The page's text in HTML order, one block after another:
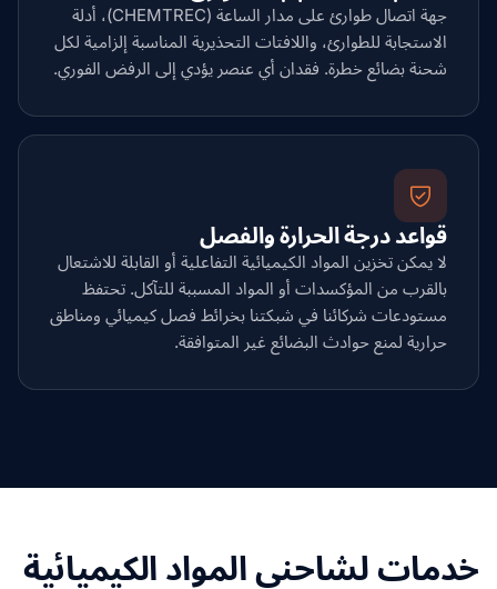
جهة اتصال طوارئ على مدار الساعة (CHEMTREC)، أدلة
الاستجابة للطوارئ، واللافتات التحذيرية المناسبة إلزامية لكل
شحنة بضائع خطرة. فقدان أي عنصر يؤدي إلى الرفض الفوري.
قواعد درجة الحرارة والفصل
لا يمكن تخزين المواد الكيميائية التفاعلية أو القابلة للاشتعال
بالقرب من المؤكسدات أو المواد المسببة للتآكل. تحتفظ
مستودعات شركائنا في شبكتنا بخرائط فصل كيميائي ومناطق
حرارية لمنع حوادث البضائع غير المتوافقة.
خدمات لشاحني المواد الكيميائية